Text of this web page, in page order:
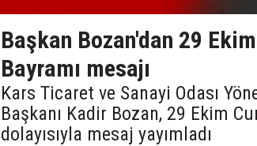
Başkan Bozan'dan 29
Bayramı mesajı
Kars Ticaret ve Sanayi Odası
Başkanı Kadir Bozan, 29 Ekim
dolayısıyla mesaj yayımladı